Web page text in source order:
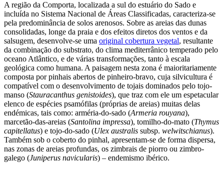
A região da Comporta, localizada a sul do estuário do Sado e
incluída no Sistema Nacional de Áreas Classificadas, caracteriza-se
pela predominância de solos arenosos. Sobre as areias das dunas
consolidadas, longe da praia e dos efeitos diretos dos ventos e da
salsugem, desenvolve-se uma original cobertura vegetal, resultante
da combinação do substrato, do clima mediterrânico temperado pelo
oceano Atlântico, e de várias transformações, tanto à escala
geológica como humana. A paisagem nesta zona é maioritariamente
composta por pinhais abertos de pinheiro-bravo, cuja silvicultura é
compatível com o desenvolvimento de tojais dominados pelo tojo-
manso (Stauracanthus genistoides), que traz com ele um espetacular
elenco de espécies psamófilas (próprias de areias) muitas delas
endémicas, tais como: arméria-do-sado (Armeria rouyana),
marcetão-das-areias (Santolina impressa), tomilho-do-mato (Thymus
capitellatus) e tojo-do-sado (Ulex australis subsp. welwitschianus).
Também sob o coberto do pinhal, apresentam-se de forma dispersa,
nas zonas de areias profundas, os zimbrais de piorro ou zimbro-
galego (Juniperus navicularis) – endemismo ibérico.